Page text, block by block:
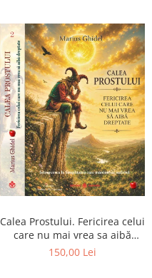
Calea Prostului. Fericirea celui
care nu mai vrea sa aibă
dreptate - Intoarcerea la
150,00 Lei